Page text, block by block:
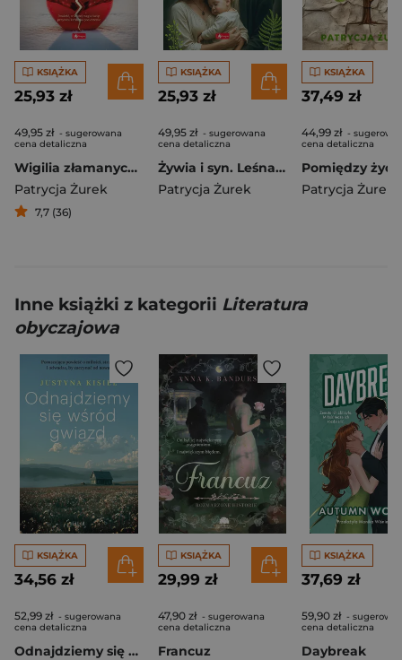
KSIĄŻKA
25,93 zł
49,95 zł - sugerowana
cena detaliczna
Wigilia złamanych serc
Patrycja Żurek
7,7 (36)
KSIĄŻKA
25,93 zł
49,95 zł - sugerowana
cena detaliczna
Żywia i syn. Leśna obietnica. Część 2
Patrycja Żurek
KSIĄŻKA
37,49 zł
44,99 zł -
cena detaliczna
Patrycja Żurek
Inne książki z kategorii Literatura
obyczajowa
KSIĄŻKA
34,56 zł
52,99 zł - sugerowana
cena detaliczna
Odnajdziemy się wśród gwiazd
KSIĄŻKA
29,99 zł
47,90 zł - sugerowana
cena detaliczna
Francuz
KSIĄŻKA
37,69 zł
59,90 zł -
cena detaliczna
Daybreak